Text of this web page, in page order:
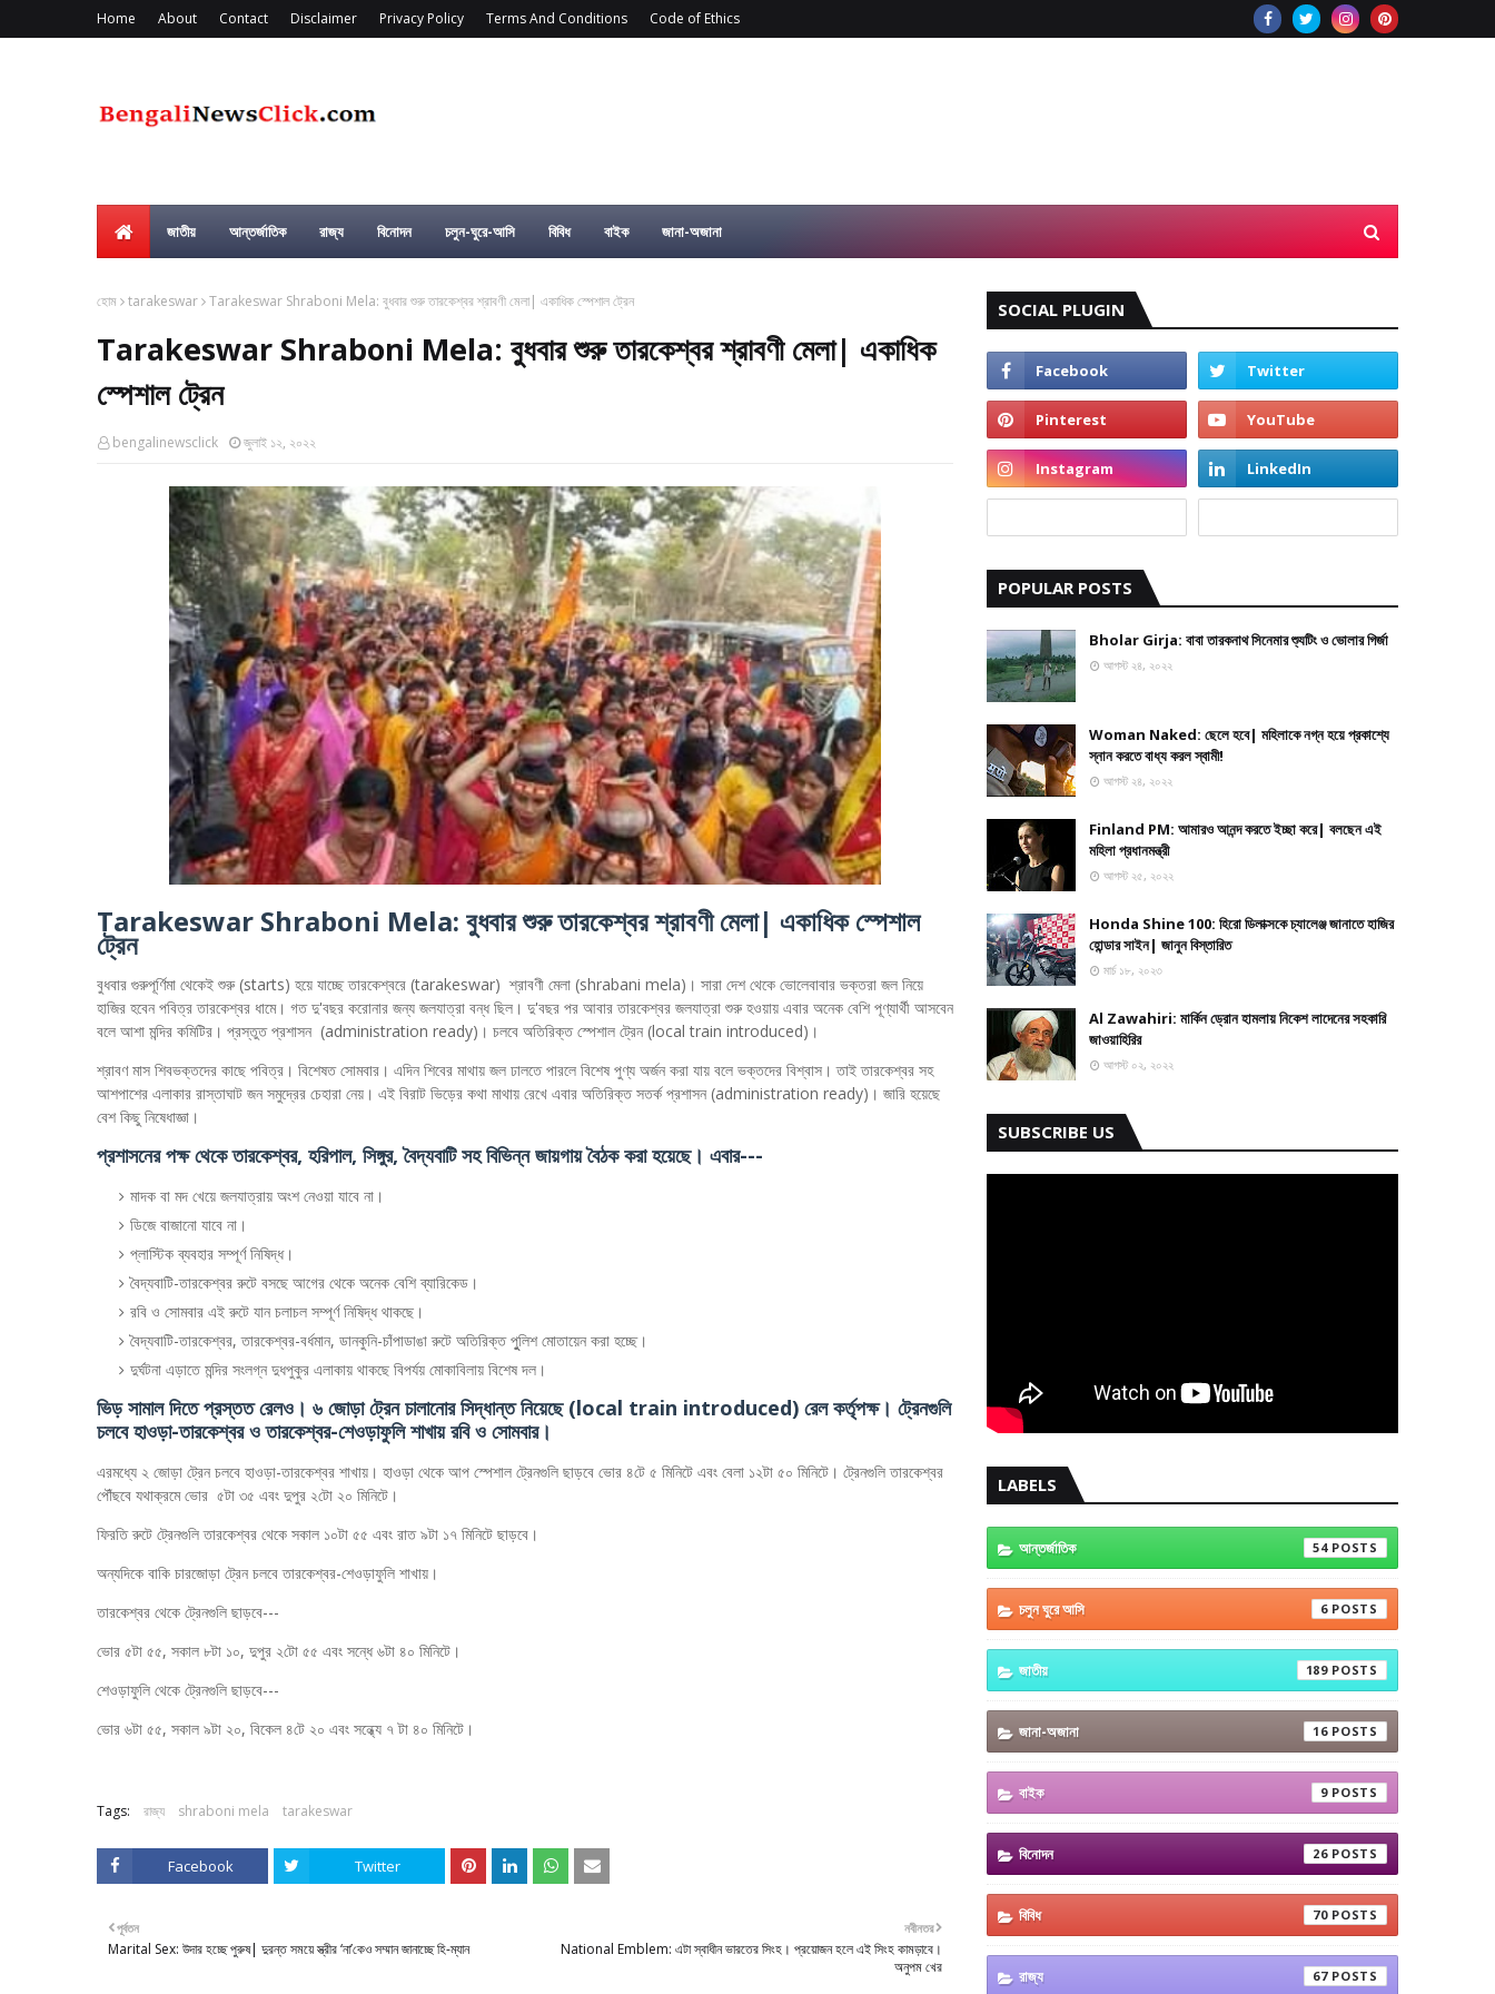
Home About Contact Disclaimer Privacy Policy Terms And Conditions Code of Ethics
জাতীয় আন্তর্জাতিক রাজ্য বিনোদন চলুন-ঘুরে-আসি বিবিধ বাইক জানা-অজানা
হোম tarakeswar Tarakeswar Shraboni Mela: বুধবার শুরু তারকেশ্বর শ্রাবণী মেলা| একাধিক স্পেশাল ট্রেন
Tarakeswar Shraboni Mela: বুধবার শুরু তারকেশ্বর শ্রাবণী মেলা| একাধিক
স্পেশাল ট্রেন
bengalinewsclick জুলাই ১২, ২০২২
Tarakeswar Shraboni Mela: বুধবার শুরু তারকেশ্বর শ্রাবণী মেলা| একাধিক স্পেশাল
ট্রেন
বুধবার গুরুপূর্ণিমা থেকেই শুরু (starts) হয়ে যাচ্ছে তারকেশ্বরে (tarakeswar) শ্রাবণী মেলা (shrabani mela)। সারা দেশ থেকে ভোলেবাবার ভক্তরা জল নিয়ে
হাজির হবেন পবিত্র তারকেশ্বর ধামে। গত দু'বছর করোনার জন্য জলযাত্রা বন্ধ ছিল। দু'বছর পর আবার তারকেশ্বর জলযাত্রা শুরু হওয়ায় এবার অনেক বেশি পূণ্যার্থী আসবেন
বলে আশা মন্দির কমিটির। প্রস্তুত প্রশাসন (administration ready)। চলবে অতিরিক্ত স্পেশাল ট্রেন (local train introduced)।
শ্রাবণ মাস শিবভক্তদের কাছে পবিত্র। বিশেষত সোমবার। এদিন শিবের মাথায় জল ঢালতে পারলে বিশেষ পুণ্য অর্জন করা যায় বলে ভক্তদের বিশ্বাস। তাই তারকেশ্বর সহ
আশপাশের এলাকার রাস্তাঘাট জন সমুদ্রের চেহারা নেয়। এই বিরাট ভিড়ের কথা মাথায় রেখে এবার অতিরিক্ত সতর্ক প্রশাসন (administration ready)। জারি হয়েছে
বেশ কিছু নিষেধাজ্ঞা।
প্রশাসনের পক্ষ থেকে তারকেশ্বর, হরিপাল, সিঙ্গুর, বৈদ্যবাটি সহ বিভিন্ন জায়গায় বৈঠক করা হয়েছে। এবার---
মাদক বা মদ খেয়ে জলযাত্রায় অংশ নেওয়া যাবে না।
ডিজে বাজানো যাবে না।
প্লাস্টিক ব্যবহার সম্পূর্ণ নিষিদ্ধ।
বৈদ্যবাটি-তারকেশ্বর রুটে বসছে আগের থেকে অনেক বেশি ব্যারিকেড।
রবি ও সোমবার এই রুটে যান চলাচল সম্পূর্ণ নিষিদ্ধ থাকছে।
বৈদ্যবাটি-তারকেশ্বর, তারকেশ্বর-বর্ধমান, ডানকুনি-চাঁপাডাঙা রুটে অতিরিক্ত পুুলিশ মোতায়েন করা হচ্ছে।
দুর্ঘটনা এড়াতে মন্দির সংলগ্ন দুধপুকুর এলাকায় থাকছে বিপর্যয় মোকাবিলায় বিশেষ দল।
ভিড় সামাল দিতে প্রস্তত রেলও। ৬ জোড়া ট্রেন চালানোর সিদ্ধান্ত নিয়েছে (local train introduced) রেল কর্তৃপক্ষ। ট্রেনগুলি
চলবে হাওড়া-তারকেশ্বর ও তারকেশ্বর-শেওড়াফুলি শাখায় রবি ও সোমবার।
এরমধ্যে ২ জোড়া ট্রেন চলবে হাওড়া-তারকেশ্বর শাখায়। হাওড়া থেকে আপ স্পেশাল ট্রেনগুলি ছাড়বে ভোর ৪টে ৫ মিনিটে এবং বেলা ১২টা ৫০ মিনিটে। ট্রেনগুলি তারকেশ্বর
পৌঁছবে যথাক্রমে ভোর ৫টা ৩৫ এবং দুপুর ২টো ২০ মিনিটে।
ফিরতি রুটে ট্রেনগুলি তারকেশ্বর থেকে সকাল ১০টা ৫৫ এবং রাত ৯টা ১৭ মিনিটে ছাড়বে।
অন্যদিকে বাকি চারজোড়া ট্রেন চলবে তারকেশ্বর-শেওড়াফুলি শাখায়।
তারকেশ্বর থেকে ট্রেনগুলি ছাড়বে---
ভোর ৫টা ৫৫, সকাল ৮টা ১০, দুপুর ২টো ৫৫ এবং সন্ধে ৬টা ৪০ মিনিটে।
শেওড়াফুলি থেকে ট্রেনগুলি ছাড়বে---
ভোর ৬টা ৫৫, সকাল ৯টা ২০, বিকেল ৪টে ২০ এবং সন্ধ্যে ৭ টা ৪০ মিনিটে।
Tags: রাজ্য shraboni mela tarakeswar
Facebook Twitter
নবীনতর
National Emblem: এটা স্বাধীন ভারতের সিংহ। প্রয়োজন হলে এই সিংহ কামড়াবে।
অনুপম খের
পূর্বতন
Marital Sex: উদার হচ্ছে পুরুষ| দুরন্ত সময়ে স্ত্রীর ‘না’কেও সম্মান জানাচ্ছে হি-ম্যান
SOCIAL PLUGIN
POPULAR POSTS
Bholar Girja: বাবা তারকনাথ সিনেমার শ্যুটিং ও ভোলার গির্জা
আগস্ট ২৪, ২০২২
Woman Naked: ছেলে হবে| মহিলাকে নগ্ন হয়ে প্রকাশ্যে
স্নান করতে বাধ্য করল স্বামী!
আগস্ট ২৪, ২০২২
Finland PM: আমারও আনন্দ করতে ইচ্ছা করে| বলছেন এই
মহিলা প্রধানমন্ত্রী
আগস্ট ২৫, ২০২২
Honda Shine 100: হিরো ডিলাক্সকে চ্যালেঞ্জ জানাতে হাজির
হোন্ডার সাইন| জানুন বিস্তারিত
মার্চ ১৮, ২০২৩
Al Zawahiri: মার্কিন ড্রোন হামলায় নিকেশ লাদেনের সহকারি
জাওয়াহিরির
আগস্ট ০২, ২০২২
SUBSCRIBE US
LABELS
আন্তর্জাতিক 54
চলুন ঘুরে আসি 6
জাতীয় 189
জানা-অজানা 16
বাইক 9
বিনোদন 26
বিবিধ 70
রাজ্য 67